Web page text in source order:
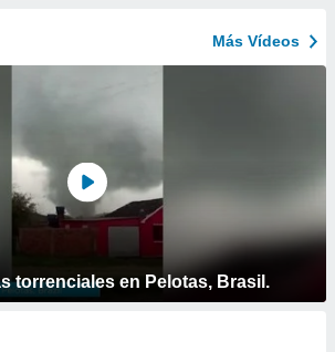
Más Vídeos
torrenciales en Pelotas, Brasil.